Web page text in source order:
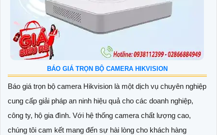
BÁO GIÁ TRỌN BỘ CAMERA HIKVISION
Báo giá trọn bộ camera Hikvision là một dịch vụ chuyên nghiệp
cung cấp giải pháp an ninh hiệu quả cho các doanh nghiệp,
công ty, hộ gia đình. Với hệ thống camera chất lượng cao,
chúng tôi cam kết mang đến sự hài lòng cho khách hàng